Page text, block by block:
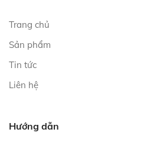
Trang chủ
Sản phẩm
Tin tức
Liên hệ
Hướng dẫn